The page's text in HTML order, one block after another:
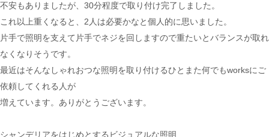
不安もありましたが、30分程度で取り付け完了しました。
これ以上重くなると、2人は必要かなと個人的に思いました。
片手で照明を支えて片手でネジを回しますので重たいとバランスが取れ
なくなりそうです。
最近はそんなしゃれおつな照明を取り付けるひとまた何でもworksにご
依頼してくれる人が
増えています。ありがとうございます。
シャンデリアをはじめとするビジュアルな照明